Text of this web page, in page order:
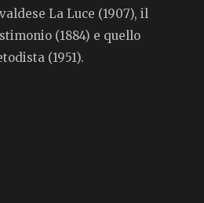
La Luce (1907), il
(1884) e quello
(1951).